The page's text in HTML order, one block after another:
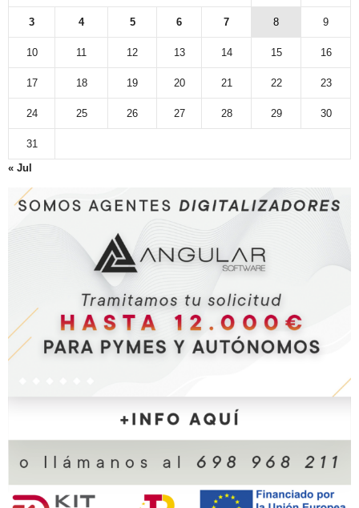
3 4 5 6 7 8 9
10 11 12 13 14 15 16
17 18 19 20 21 22 23
24 25 26 27 28 29 30
31
« Jul